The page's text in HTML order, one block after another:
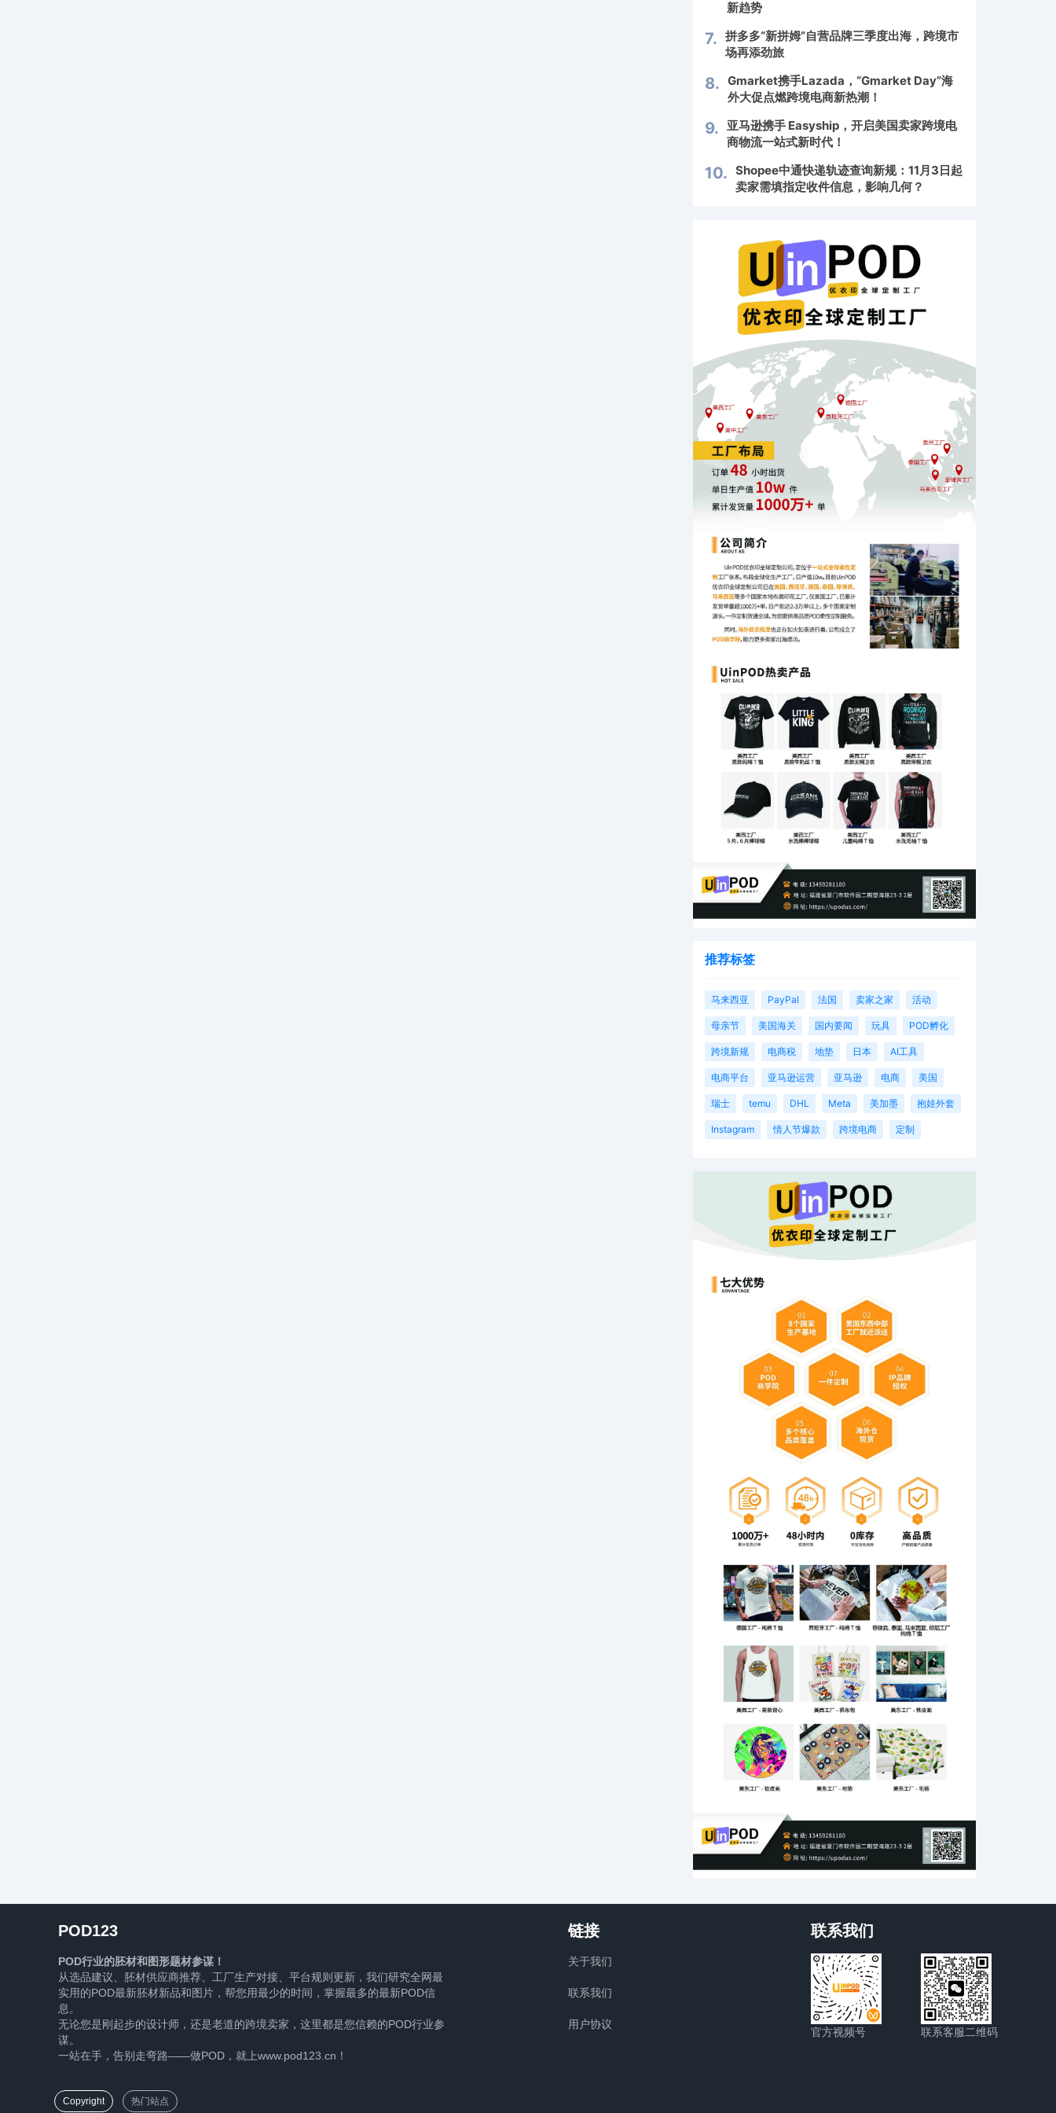
新趋势
7. 拼多多“新拼姆”自营品牌三季度出海，跨境市
场再添劲旅
8. Gmarket携手Lazada，“Gmarket Day”海
外大促点燃跨境电商新热潮！
9. 亚马逊携手 Easyship，开启美国卖家跨境电
商物流一站式新时代！
10. Shopee中通快递轨迹查询新规：11月3日起
卖家需填指定收件信息，影响几何？
推荐标签
马来西亚 PayPal 法国 卖家之家 活动
母亲节 美国海关 国内要闻 玩具 POD孵化
跨境新规 电商税 地垫 日本 AI工具
电商平台 亚马逊运营 亚马逊 电商 美国
瑞士 temu DHL Meta 美加墨 抱娃外套
Instagram 情人节爆款 跨境电商 定制
POD123
POD行业的胚材和图形题材参谋！
从选品建议、胚材供应商推荐、工厂生产对接、平台规则更新，我们研究全网最
实用的POD最新胚材新品和图片，帮您用最少的时间，掌握最多的最新POD信
息。
无论您是刚起步的设计师，还是老道的跨境卖家，这里都是您信赖的POD行业参
谋。
一站在手，告别走弯路——做POD，就上www.pod123.cn！
链接
关于我们
联系我们
用户协议
联系我们
官方视频号 联系客服二维码
Copyright 热门站点